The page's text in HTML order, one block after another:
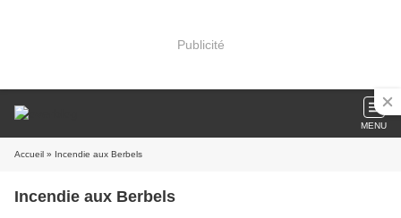
Publicité
MENU
Accueil » Incendie aux Berbels
Incendie aux Berbels